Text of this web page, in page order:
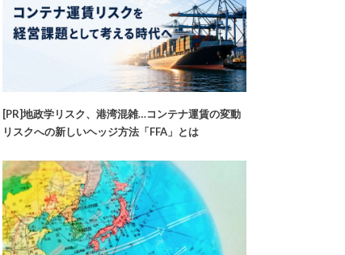
[PR]地政学リスク、港湾混雑…コンテナ運賃の変動
リスクへの新しいヘッジ方法「FFA」とは